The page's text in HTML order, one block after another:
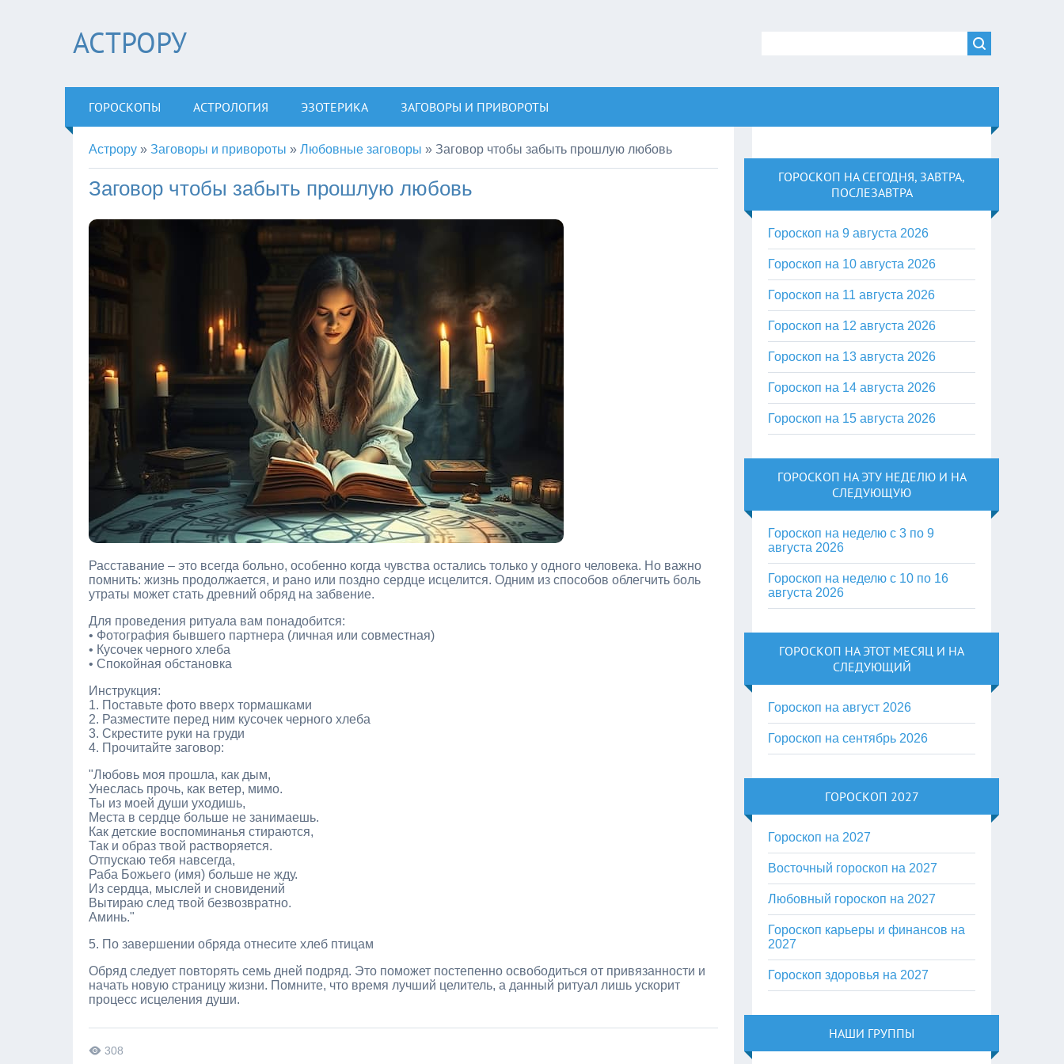
АСТРОРУ
ГОРОСКОПЫ АСТРОЛОГИЯ ЭЗОТЕРИКА ЗАГОВОРЫ И ПРИВОРОТЫ
Астрору » Заговоры и привороты » Любовные заговоры » Заговор чтобы забыть прошлую любовь
Заговор чтобы забыть прошлую любовь
Расставание – это всегда больно, особенно когда чувства остались только у одного человека. Но важно
помнить: жизнь продолжается, и рано или поздно сердце исцелится. Одним из способов облегчить боль
утраты может стать древний обряд на забвение.
Для проведения ритуала вам понадобится:
• Фотография бывшего партнера (личная или совместная)
• Кусочек черного хлеба
• Спокойная обстановка
Инструкция:
1. Поставьте фото вверх тормашками
2. Разместите перед ним кусочек черного хлеба
3. Скрестите руки на груди
4. Прочитайте заговор:
"Любовь моя прошла, как дым,
Унеслась прочь, как ветер, мимо.
Ты из моей души уходишь,
Места в сердце больше не занимаешь.
Как детские воспоминанья стираются,
Так и образ твой растворяется.
Отпускаю тебя навсегда,
Раба Божьего (имя) больше не жду.
Из сердца, мыслей и сновидений
Вытираю след твой безвозвратно.
Аминь."
5. По завершении обряда отнесите хлеб птицам
Обряд следует повторять семь дней подряд. Это поможет постепенно освободиться от привязанности и
начать новую страницу жизни. Помните, что время лучший целитель, а данный ритуал лишь ускорит
процесс исцеления души.
308
ГОРОСКОП НА СЕГОДНЯ, ЗАВТРА,
ПОСЛЕЗАВТРА
Гороскоп на 9 августа 2026
Гороскоп на 10 августа 2026
Гороскоп на 11 августа 2026
Гороскоп на 12 августа 2026
Гороскоп на 13 августа 2026
Гороскоп на 14 августа 2026
Гороскоп на 15 августа 2026
ГОРОСКОП НА ЭТУ НЕДЕЛЮ И НА
СЛЕДУЮЩУЮ
Гороскоп на неделю с 3 по 9
августа 2026
Гороскоп на неделю с 10 по 16
августа 2026
ГОРОСКОП НА ЭТОТ МЕСЯЦ И НА
СЛЕДУЮЩИЙ
Гороскоп на август 2026
Гороскоп на сентябрь 2026
ГОРОСКОП 2027
Гороскоп на 2027
Восточный гороскоп на 2027
Любовный гороскоп на 2027
Гороскоп карьеры и финансов на
2027
Гороскоп здоровья на 2027
НАШИ ГРУППЫ